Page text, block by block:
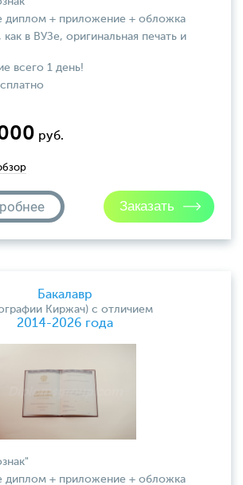
диплом + приложение + обложка
в ВУЗе, оригинальная печать и
всего 1 день!
руб.
Бакалавр
Киржач) с отличием
2014-2026 года
диплом + приложение + обложка